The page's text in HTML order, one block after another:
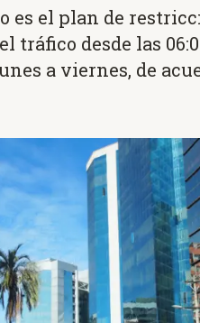
es el plan de
desde las
lunes a viernes, de